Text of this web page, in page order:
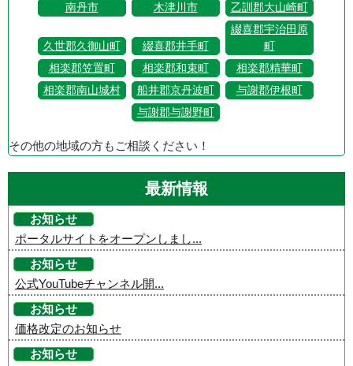
南丹市
木津川市 乙訓郡大山崎町
久世郡久御山町 綴喜郡井手町
綴喜郡宇治田原
町
相楽郡笠置町
相楽郡和束町
相楽郡精華町
相楽郡南山城村
船井郡京丹波町
与謝郡伊根町
与謝郡与謝野町
その他の地域の方もご相談ください！
最新情報
お知らせ
ポータルサイトをオープンしまし...
お知らせ
公式YouTubeチャンネル開...
お知らせ
価格改定のお知らせ
お知らせ